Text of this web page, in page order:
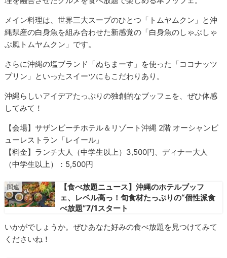
メイン料理は、世界三大スープのひとつ「トムヤムクン」と沖
縄県産の白身魚を組み合わせた新感覚の「白身魚のしゃぶしゃ
ぶ風トムヤムクン」です。
さらに沖縄の塩ブランド「ぬちまーす」を使った「ココナッツ
プリン」といったスイーツにもこだわりあり。
沖縄らしいアイデアたっぷりの独創的なブッフェを、ぜひ体感
してみて！
【会場】サザンビーチホテル＆リゾート沖縄 2階 オーシャンビ
ューレストラン「レイール」
【料金】ランチ大人（中学生以上）3,500円、ディナー大人
（中学生以上）：5,500円
【食べ放題ニュース】沖縄のホテルブッフ
ェ、レベル高っ！旬食材たっぷりの“個性派食
べ放題”7/1スタート
いかがでしょうか。ぜひあなた好みの食べ放題を見つけてみて
くださいね！